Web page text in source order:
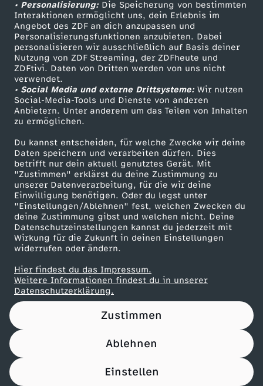
• Personalisierung:Die Speicherung von bestimmten
Interaktionen ermöglicht uns, dein Erlebnis im
Angebot des ZDF an dich anzupassen und
Personalisierungsfunktionen anzubieten. Dabei
personalisieren wir ausschließlich auf Basis deiner
Nutzung von ZDF Streaming, der ZDFheute und
ZDFtivi. Daten von Dritten werden von uns nicht
verwendet.
• Social Media und externe Drittsysteme:Wir nutzen
Social-Media-Tools und Dienste von anderen
Anbietern. Unter anderem um das Teilen von Inhalten
zu ermöglichen.
Du kannst entscheiden, für welche Zwecke wir deine
Daten speichern und verarbeiten dürfen. Dies
betrifft nur dein aktuell genutztes Gerät. Mit
"Zustimmen" erklärst du deine Zustimmung zu
unserer Datenverarbeitung, für die wir deine
Einwilligung benötigen. Oder du legst unter
"Einstellungen/Ablehnen" fest, welchen Zwecken du
deine Zustimmung gibst und welchen nicht. Deine
Datenschutzeinstellungen kannst du jederzeit mit
Wirkung für die Zukunft in deinen Einstellungen
widerrufen oder ändern.
Hier findest du das Impressum.
Weitere Informationen findest du in unserer
Datenschutzerklärung.
Zustimmen
Ablehnen
Einstellen
Die Rezepte vom 4. Februar 2026
Herunterladen
520 KB (PDF)
Die Rezepte vom 3. Februar 2026
Herunterladen
475 KB (PDF)
Die Rezepte vom 2. Februar 2026
Herunterladen
635 KB (PDF)
Die Rezepte vom 30. Januar 2026
Herunterladen
439 KB (PDF)
Die Rezepte vom 29. Januar 2026
Herunterladen
354 KB (PDF)
Die Rezepte vom 28. Januar 2026
Herunterladen
Die Rezepte vom 27. Januar 2026